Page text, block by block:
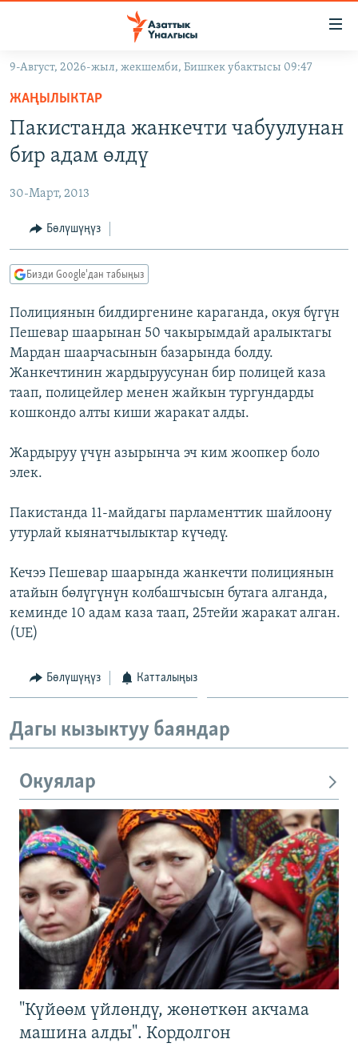
Навигацияга
өтүңүз
Издөөгө
салыңыз
ЭКОНОМИКА
МАДАНИЯТ
ДҮЙНӨ
БОРБОР АЗИЯ
УКРАИНА
АТАЙЫН ИЛИКТӨӨ
ТВ ПРОГРАММАЛАР
ЭКСПЕРТТЕР ТАЛДАЙТ
БИЗ ЖАНА ДҮЙНӨ
ДАНИСТЕ
ЭЖЕ-СИҢДИЛЕР
АЗАТТЫК+
ӨЗГӨЧӨ ПИКИР
Русский
ОНЛАЙН ШЕРИНЕ
ЭЕ/АРнун бардык сайттары
9-Август, 2026-жыл, жекшемби, Бишкек убактысы 09:47
ЖАҢЫЛЫКТАР
Пакистанда жанкечти чабуулунан
бир адам өлдү
30-Март, 2013
Бөлүшүңүз
Бизди Google'дан табыңыз
Полициянын билдиргенине караганда, окуя бүгүн
Пешевар шаарынан 50 чакырымдай аралыктагы
Мардан шаарчасынын базарында болду.
Жанкечтинин жардыруусунан бир полицей каза
таап, полицейлер менен жайкын тургундарды
кошкондо алты киши жаракат алды.
Жардыруу үчүн азырынча эч ким жоопкер боло
элек.
Пакистанда 11-майдагы парламенттик шайлоону
утурлай кыянатчылыктар күчөдү.
Кечээ Пешевар шаарында жанкечти полициянын
атайын бөлүгүнүн колбашчысын бутага алганда,
кеминде 10 адам каза таап, 25тейи жаракат алган.
(UE)
Бөлүшүңүз Катталыңыз
Дагы кызыктуу баяндар
Окуялар
"Күйөөм үйлөндү, жөнөткөн акчама
машина алды". Кордолгон